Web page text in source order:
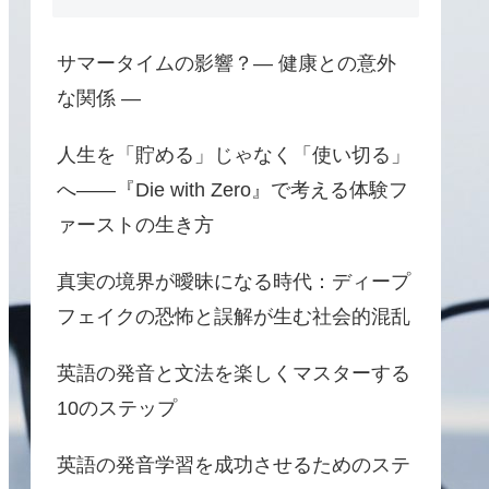
サマータイムの影響？― 健康との意外
な関係 ―
人生を「貯める」じゃなく「使い切る」
へ――『Die with Zero』で考える体験フ
ァーストの生き方
真実の境界が曖昧になる時代：ディープ
フェイクの恐怖と誤解が生む社会的混乱
英語の発音と文法を楽しくマスターする
10のステップ
英語の発音学習を成功させるためのステ